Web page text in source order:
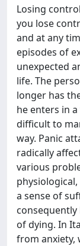
Losing
you lose
and at any
episodes of
unexpected
life. The
longer has
he enters in
difficult to
way. Panic
radically
various
a sense of
of dying. In
from anxiety,